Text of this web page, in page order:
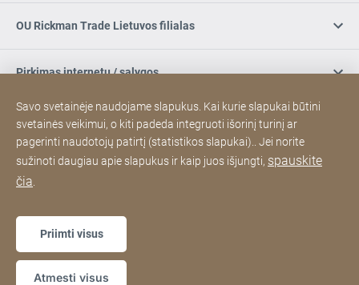
OU Rickman Trade Lietuvos filialas
Pirkimas internetu / sąlygos
Užsiregistruokite naujienlaiškiui
Socialinė žiniasklaida
Interneto
svetainė
[Website
information]
Savo svetainėje naudojame slapukus. Kai kurie slapukai būtini
svetainės veikimui, o kiti padeda integruoti išorinį turinį ar
pagerinti naudotojų patirtį (statistikos slapukai).. Jei norite
sužinoti daugiau apie slapukus ir kaip juos išjungti, spauskite
čia
Priimti visus
Atmesti visus